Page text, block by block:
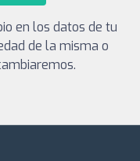
en los datos de tu
de la misma o